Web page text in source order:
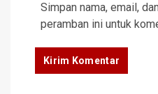
Simpan nama, email,
peramban ini untuk